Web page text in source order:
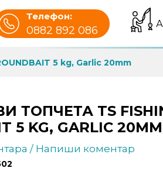
Телефон:
0882 892 086
5 kg, Garlic 20mm
ТОПЧЕТА TS
5 KG, GARLIC 20MM
/ Напиши коментар